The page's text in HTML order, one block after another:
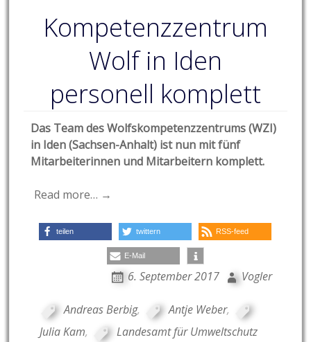
Kompetenzzentrum
Wolf in Iden
personell komplett
Das Team des Wolfskompetenzzentrums (WZI)
in Iden (Sachsen-Anhalt) ist nun mit fünf
Mitarbeiterinnen und Mitarbeitern komplett.
Read more… →
teilen twittern RSS-feed
E-Mail
6. September 2017 Vogler
Andreas Berbig, Antje Weber,
Julia Kam,
Landesamt für Umweltschutz